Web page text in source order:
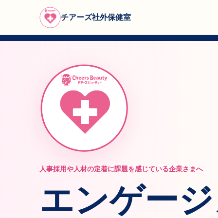
チアーズ社外保健室
人事採用や人材の定着に課題を感じている企業さまへ
エンゲー